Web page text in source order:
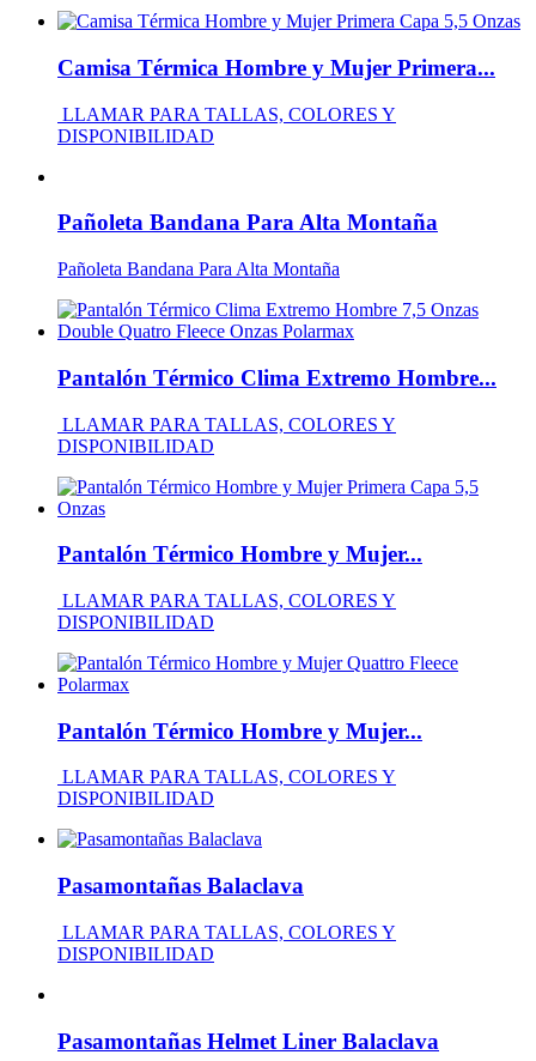
Camisa Térmica Hombre y Mujer Primera...
LLAMAR PARA TALLAS, COLORES Y
DISPONIBILIDAD
Pañoleta Bandana Para Alta Montaña
Pañoleta Bandana Para Alta Montaña
Pantalón Térmico Clima Extremo Hombre...
LLAMAR PARA TALLAS, COLORES Y
DISPONIBILIDAD
Pantalón Térmico Hombre y Mujer...
LLAMAR PARA TALLAS, COLORES Y
DISPONIBILIDAD
Pantalón Térmico Hombre y Mujer...
LLAMAR PARA TALLAS, COLORES Y
DISPONIBILIDAD
Pasamontañas Balaclava
LLAMAR PARA TALLAS, COLORES Y
DISPONIBILIDAD
Pasamontañas Helmet Liner Balaclava